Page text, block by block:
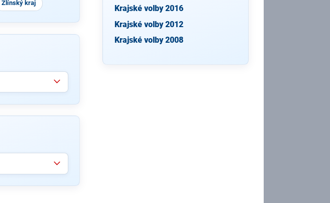
Zlínský kraj
Krajské volby 2016
Krajské volby 2012
Krajské volby 2008